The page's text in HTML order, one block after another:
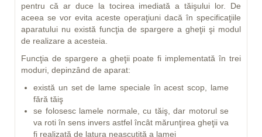
pentru că ar duce la tocirea imediată a tăişului lor. De
aceea se vor evita aceste operaţiuni dacă în specificaţiile
aparatului nu există funcţia de spargere a gheţii şi modul
de realizare a acesteia.
Funcţia de spargere a gheţii poate fi implementată în trei
moduri, depinzând de aparat:
există un set de lame speciale în acest scop, lame
fără tăiş
se folosesc lamele normale, cu tăiş, dar motorul se
va roti în sens invers astfel încât mărunţirea gheţii va
fi realizată de latura neascuţită a lamei